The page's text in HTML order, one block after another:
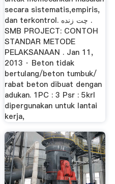
secara sistematis,empiris,
dan terkontrol. چت زنده .
SMB PROJECT: CONTOH
STANDAR METODE
PELAKSANAAN . Jan 11,
2013 · Beton tidak
bertulang/beton tumbuk/
rabat beton dibuat dengan
adukan. 1PC : 3 Psr : 5krl
dipergunakan untuk lantai
kerja,